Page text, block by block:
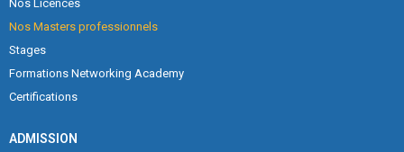
Nos Licences
Nos Masters professionnels
Stages
Formations Networking Academy
Certifications
ADMISSION